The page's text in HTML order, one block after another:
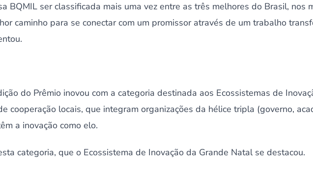
BQMIL ser classificada mais uma vez entre as três melhores do Brasil, nos
caminho para se conectar com um promissor através de um trabalho
do Prêmio inovou com a categoria destinada aos Ecossistemas de
cooperação locais, que integram organizações da hélice tripla (governo,
a inovação como elo.
categoria, que o Ecossistema de Inovação da Grande Natal se destacou.